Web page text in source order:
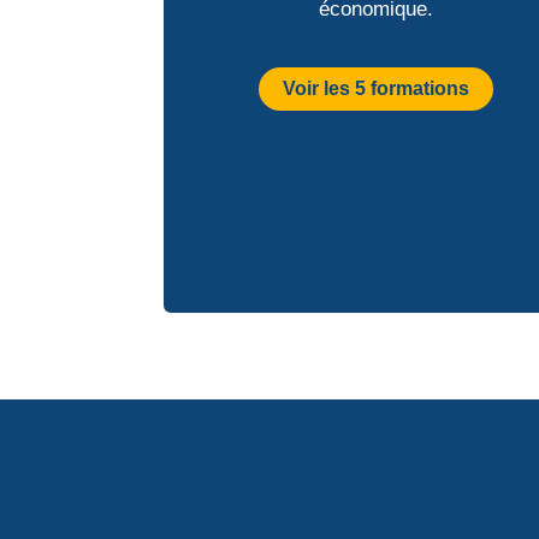
économique.
Voir les 5 formations